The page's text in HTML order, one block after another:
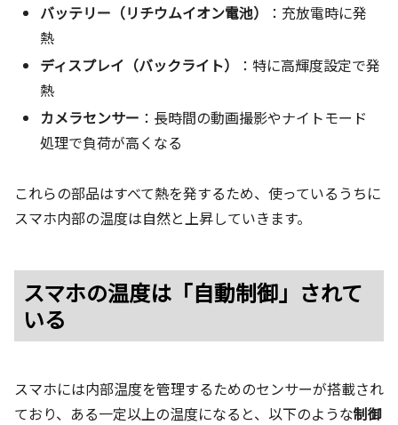
バッテリー（リチウムイオン電池）
：充放電時に発
熱
ディスプレイ（バックライト）
：特に高輝度設定で発
熱
カメラセンサー ：長時間の動画撮影やナイトモード
処理で負荷が高くなる
これらの部品はすべて熱を発するため、使っているうちに
スマホ内部の温度は自然と上昇していきます。
スマホの温度は「自動制御」されて
いる
スマホには内部温度を管理するためのセンサーが搭載され
ており、ある一定以上の温度になると、以下のような制御